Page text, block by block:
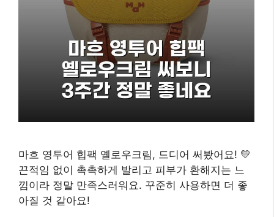
마흐 영투어 힙팩 옐로우크림, 드디어 써봤어요! 💛
끈적임 없이 촉촉하게 발리고 피부가 환해지는 느
낌이라 정말 만족스러워요. 꾸준히 사용하면 더 좋
아질 것 같아요!